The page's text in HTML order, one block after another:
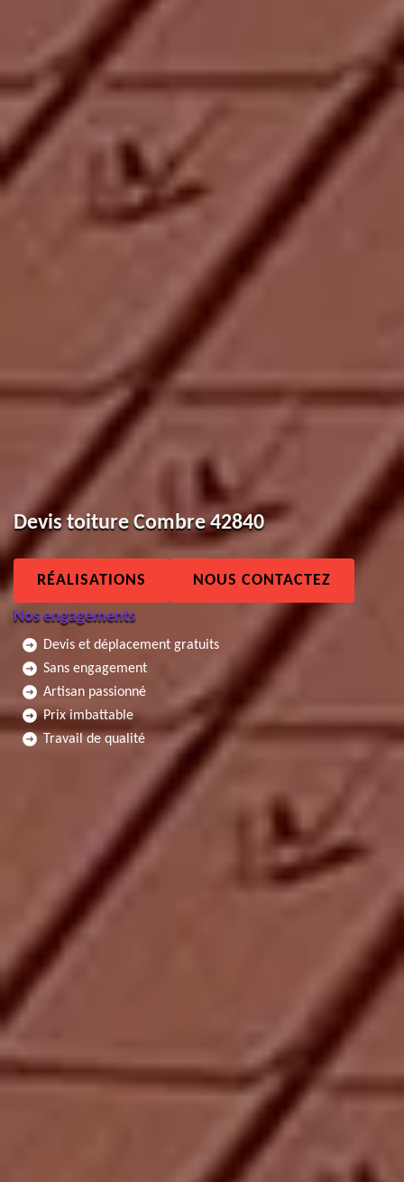
Devis toiture Combre 42840
RÉALISATIONS NOUS CONTACTEZ
Nos engagements
Devis et déplacement gratuits
Sans engagement
Artisan passionné
Prix imbattable
Travail de qualité